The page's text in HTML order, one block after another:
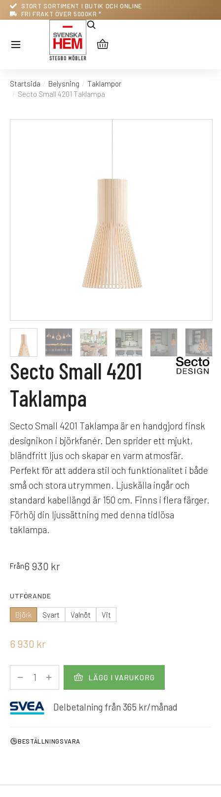
STORT SORTIMENT I BUTIK OCH ONLINE
FRI FRAKT ÖVER 5000KR *
Du är här:
Startsida Belysning
Taklampor
Secto Small 4201 Taklampa
Secto Small 4201
Taklampa
Secto Small 4201 Taklampa är en handgjord finsk
designikon i björkfanér. Den sprider ett mjukt,
bländfritt ljus och skapar en varm atmosfär.
Perfekt för att addera stil och funktionalitet i både
små och stora utrymmen. Ljuskälla ingår och
standard kabellängd är 150 cm. Finns i flera färger.
Förhöj din ljussättning med denna tidlösa
taklampa.
Från6 930 kr
UTFÖRANDE
Björk Svart Valnöt Vit
6 930 kr
LÄGG I VARUKORG
Delbetalning från 365 kr/månad
BESTÄLLNINGSVARA